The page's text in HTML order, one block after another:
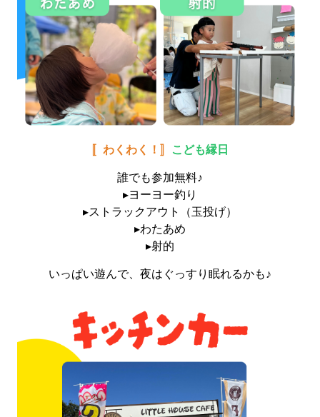
〚わくわく！〛 こども縁日
誰でも参加無料♪
▸ヨーヨー釣り
▸ストラックアウト（玉投げ）
▸わたあめ
▸射的
いっぱい遊んで、夜はぐっすり眠れるかも♪